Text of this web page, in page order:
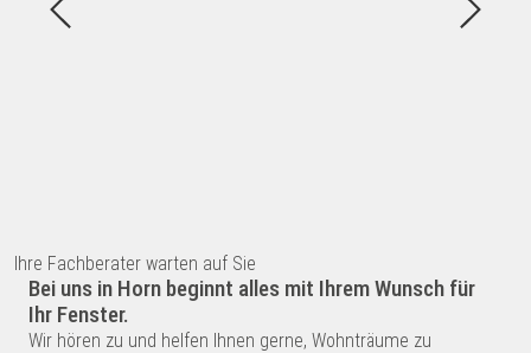
Bei uns in Horn beginnt alles mit Ihrem Wunsch für
Ihr Fenster.
Wir hören zu und helfen Ihnen gerne, Wohnträume zu
Ihre Fachberater warten auf Sie